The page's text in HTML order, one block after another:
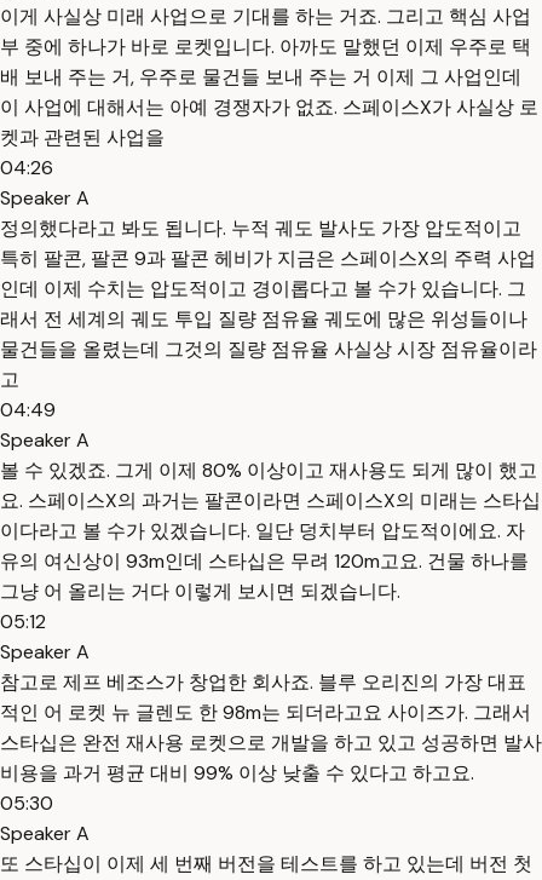
이게 사실상 미래 사업으로 기대를 하는 거죠. 그리고 핵심 사업
부 중에 하나가 바로 로켓입니다. 아까도 말했던 이제 우주로 택
배 보내 주는 거, 우주로 물건들 보내 주는 거 이제 그 사업인데
이 사업에 대해서는 아예 경쟁자가 없죠. 스페이스X가 사실상 로
켓과 관련된 사업을
04:26
Speaker A
정의했다라고 봐도 됩니다. 누적 궤도 발사도 가장 압도적이고
특히 팔콘, 팔콘 9과 팔콘 헤비가 지금은 스페이스X의 주력 사업
인데 이제 수치는 압도적이고 경이롭다고 볼 수가 있습니다. 그
래서 전 세계의 궤도 투입 질량 점유율 궤도에 많은 위성들이나
물건들을 올렸는데 그것의 질량 점유율 사실상 시장 점유율이라
고
04:49
Speaker A
볼 수 있겠죠. 그게 이제 80% 이상이고 재사용도 되게 많이 했고
요. 스페이스X의 과거는 팔콘이라면 스페이스X의 미래는 스타십
이다라고 볼 수가 있겠습니다. 일단 덩치부터 압도적이에요. 자
유의 여신상이 93m인데 스타십은 무려 120m고요. 건물 하나를
그냥 어 올리는 거다 이렇게 보시면 되겠습니다.
05:12
Speaker A
참고로 제프 베조스가 창업한 회사죠. 블루 오리진의 가장 대표
적인 어 로켓 뉴 글렌도 한 98m는 되더라고요 사이즈가. 그래서
스타십은 완전 재사용 로켓으로 개발을 하고 있고 성공하면 발사
비용을 과거 평균 대비 99% 이상 낮출 수 있다고 하고요.
05:30
Speaker A
또 스타십이 이제 세 번째 버전을 테스트를 하고 있는데 버전 첫